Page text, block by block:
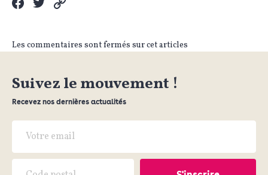
Les commentaires sont fermés sur cet articles
Suivez le mouvement !
Recevez nos dernières actualités